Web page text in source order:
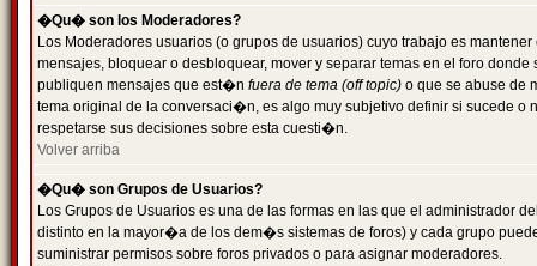
�Qu� son los Moderadores?
Los Moderadores usuarios (o grupos de usuarios) cuyo trabajo es
mensajes, bloquear o desbloquear, mover y separar temas en el foro
publiquen mensajes que est�n fuera de tema (off topic) o que se abuse de
tema original de la conversaci�n, es algo muy subjetivo definir si sucede
respetarse sus decisiones sobre esta cuesti�n.
Volver arriba
�Qu� son Grupos de Usuarios?
Los Grupos de Usuarios es una de las formas en las que el administrador
distinto en la mayor�a de los dem�s sistemas de foros) y cada grupo
suministrar permisos sobre foros privados o para asignar moderadores.